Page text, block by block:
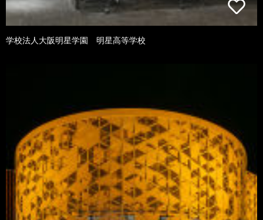
学校法人大阪明星学園 明星高等学校